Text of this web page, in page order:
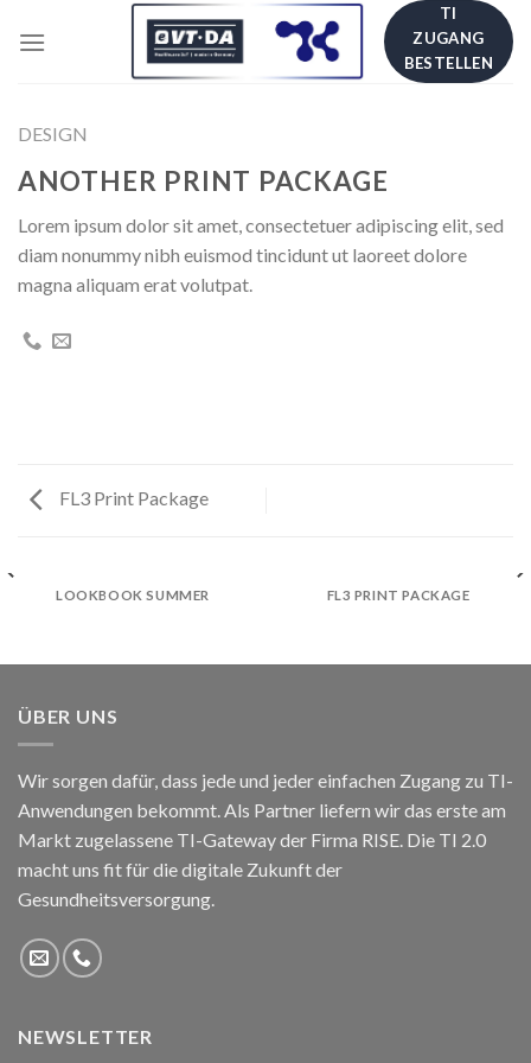
TI
ZUGANG
BESTELLEN
DESIGN
ANOTHER PRINT PACKAGE
Lorem ipsum dolor sit amet, consectetuer adipiscing elit, sed
diam nonummy nibh euismod tincidunt ut laoreet dolore
magna aliquam erat volutpat.
FL3 Print Package
LOOKBOOK SUMMER FL3 PRINT PACKAGE
ÜBER UNS
Wir sorgen dafür, dass jede und jeder einfachen Zugang zu TI-
Anwendungen bekommt. Als Partner liefern wir das erste am
Markt zugelassene TI-Gateway der Firma RISE. Die TI 2.0
macht uns fit für die digitale Zukunft der
Gesundheitsversorgung.
NEWSLETTER